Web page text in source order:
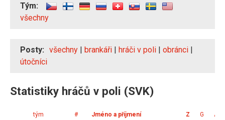
Tým:
všechny
Posty: všechny | brankáři | hráči v poli | obránci |
útočníci
Statistiky hráčů v poli (SVK)
tým # Jméno a příjmení Z G A